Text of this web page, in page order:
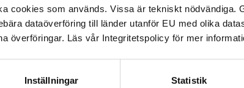
cookies som används. Vissa är tekniskt nödvändiga.
dataöverföring till länder utanför EU med olika
överföringar. Läs vår Integritetspolicy för mer
Inställningar Statistik